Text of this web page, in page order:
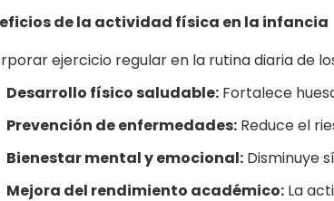
de la actividad física en la infancia
ejercicio regular en la rutina diaria de
Desarrollo físico saludable: Fortalece
Prevención de enfermedades: Reduce el
Bienestar mental y emocional: Disminuye
Mejora del rendimiento académico: La